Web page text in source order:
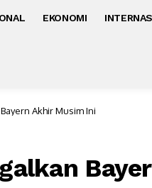
EKONOMI
Akhir Musim Ini